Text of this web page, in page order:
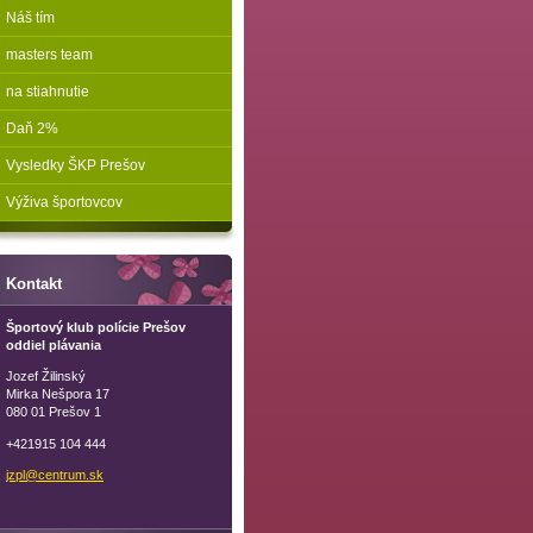
Náš tím
masters team
na stiahnutie
Daň 2%
Vysledky ŠKP Prešov
Výživa športovcov
Kontakt
Športový klub polície Prešov
oddiel plávania
Jozef Žilinský
Mirka Nešpora 17
080 01 Prešov 1
+421915 104 444
jzpl@centrum.sk